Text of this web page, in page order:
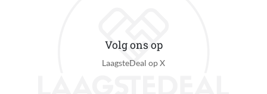
Volg ons op
LaagsteDeal op X